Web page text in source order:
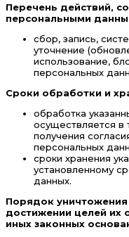
Перечень действий,
персональными
сбор, запись,
уточнение
использование,
персональных
Сроки обработки и
обработка
осуществляется в
получения
персональных
сроки хранения
установленному
данных.
Порядок
достижении целей их
иных законных